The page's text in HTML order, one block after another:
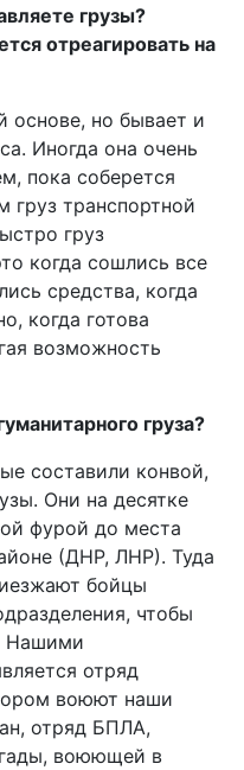
грузы?
отреагировать на
основе, но бывает и
Иногда она очень
пока соберется
груз транспортной
груз
когда сошлись все
средства, когда
когда готова
возможность
груза?
составили конвой,
Они на десятке
фурой до места
(ДНР, ЛНР). Туда
бойцы
чтобы
Нашими
отряд
воюют наши
отряд БПЛА,
воюющей в